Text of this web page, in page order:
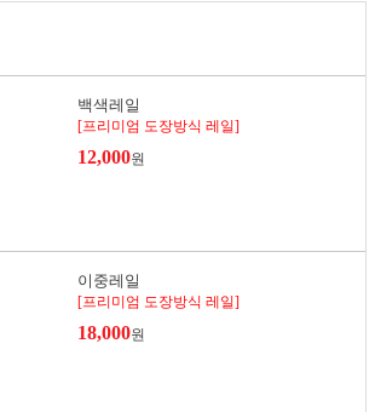
백색레일
[프리미엄 도장방식 레일]
12,000원
이중레일
[프리미엄 도장방식 레일]
18,000원